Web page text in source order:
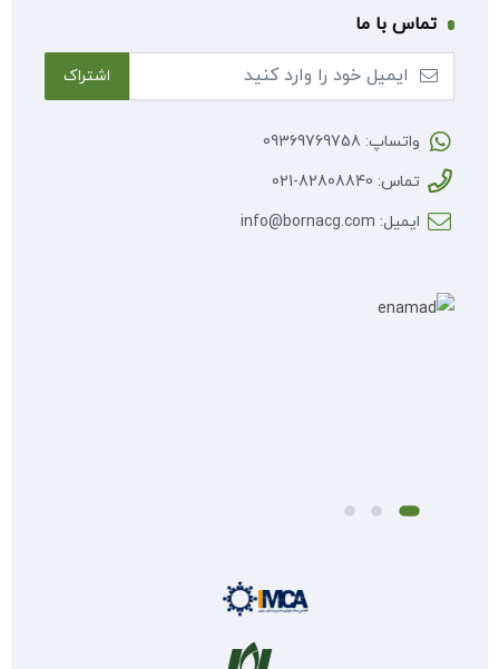
تماس با ما
واتساپ: 09369769758
تماس: 82808840-021
ایمیل: info@bornacg.com